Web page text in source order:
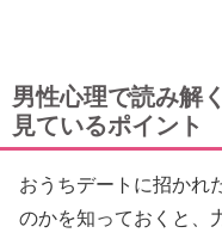
男性心理で読み解
見ているポイント
おうちデートに招かれ
のかを知っておくと、